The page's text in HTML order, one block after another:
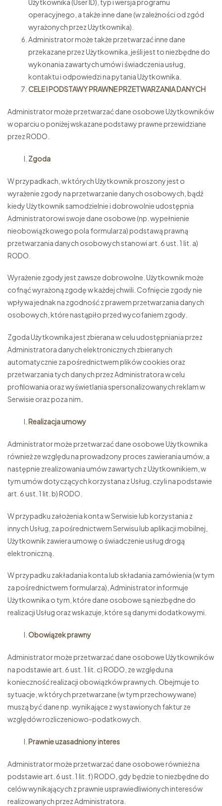
Użytkownika (User ID), typ i wersja programu
operacyjnego, a także inne dane (w zależności od zgód
wyrażonych przez Użytkownika).
Administrator może także przetwarzać inne dane
przekazane przez Użytkownika, jeśli jest to niezbędne do
wykonania zawartych umów i świadczenia usług,
kontaktu i odpowiedzi na pytania Użytkownika.
CELE I PODSTAWY PRAWNE PRZETWARZANIA DANYCH
Administrator może przetwarzać dane osobowe Użytkowników
w oparciu o poniżej wskazane podstawy prawne przewidziane
przez RODO.
Zgoda
W przypadkach, w których Użytkownik proszony jest o
wyrażenie zgody na przetwarzanie danych osobowych, bądź
kiedy Użytkownik samodzielnie i dobrowolnie udostępnia
Administratorowi swoje dane osobowe (np. wypełnienie
nieobowiązkowego pola formularza) podstawą prawną
przetwarzania danych osobowych stanowi art. 6 ust. 1 lit. a)
RODO.
Wyrażenie zgody jest zawsze dobrowolne. Użytkownik może
cofnąć wyrażoną zgodę w każdej chwili. Cofnięcie zgody nie
wpływa jednak na zgodność z prawem przetwarzania danych
osobowych, które nastąpiło przed wycofaniem zgody.
Zgoda Użytkownika jest zbierana w celu udostępniania przez
Administratora danych elektronicznych zbieranych
automatycznie za pośrednictwem plików cookies oraz
przetwarzania tych danych przez Administratora w celu
profilowania oraz wyświetlania spersonalizowanych reklam w
Serwisie oraz poza nim.
Realizacja umowy
Administrator może przetwarzać dane osobowe Użytkownika
również ze względu na prowadzony proces zawierania umów, a
następnie zrealizowania umów zawartych z Użytkownikiem, w
tym umów dotyczących korzystana z Usług, czyli na podstawie
art. 6 ust. 1 lit. b) RODO.
W przypadku założenia konta w Serwisie lub korzystania z
innych Usług, za pośrednictwem Serwisu lub aplikacji mobilnej,
Użytkownik zawiera umowę o świadczenie usług drogą
elektroniczną.
W przypadku zakładania konta lub składania zamówienia (w tym
za pośrednictwem formularza), Administrator informuje
Użytkownika o tym, które dane osobowe są niezbędne do
realizacji Usług oraz wskazuje, które są danymi dodatkowymi.
Obowiązek prawny
Administrator może przetwarzać dane osobowe Użytkowników
na podstawie art. 6 ust. 1 lit. c) RODO, ze względu na
konieczność realizacji obowiązków prawnych. Obejmuje to
sytuacje, w których przetwarzane (w tym przechowywane)
muszą być dane np. wynikające z wystawionych faktur ze
względów rozliczeniowo-podatkowych.
Prawnie uzasadniony interes
Administrator może przetwarzać dane osobowe również na
podstawie art. 6 ust. 1 lit. f) RODO, gdy będzie to niezbędne do
celów wynikających z prawnie usprawiedliwionych interesów
realizowanych przez Administratora.